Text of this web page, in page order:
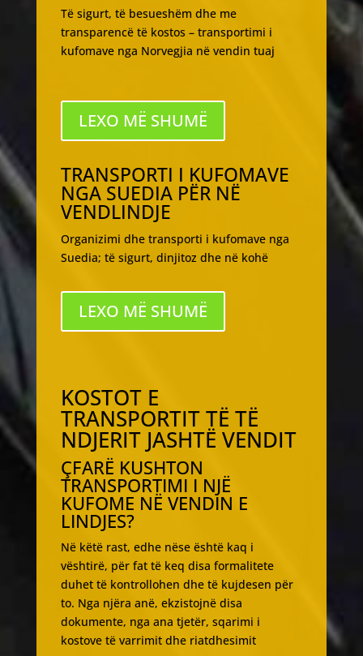
Të sigurt, të besueshëm dhe me
transparencë të kostos – transportimi i
kufomave nga Norvegjia në vendin tuaj
LEXO MË SHUMË
TRANSPORTI I KUFOMAVE
NGA SUEDIA PËR NË
VENDLINDJE
Organizimi dhe transporti i kufomave nga
Suedia; të sigurt, dinjitoz dhe në kohë
LEXO MË SHUMË
KOSTOT E
TRANSPORTIT TË TË
NDJERIT JASHTË VENDIT
ÇFARË KUSHTON
TRANSPORTIMI I NJË
KUFOME NË VENDIN E
LINDJES?
Në këtë rast, edhe nëse është kaq i
vështirë, për fat të keq disa formalitete
duhet të kontrollohen dhe të kujdesen për
to. Nga njëra anë, ekzistojnë disa
dokumente, nga ana tjetër, sqarimi i
kostove të varrimit dhe riatdhesimit